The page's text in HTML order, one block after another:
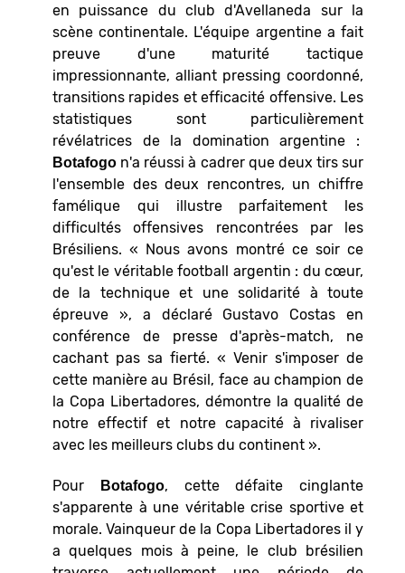
en puissance du club d'Avellaneda sur la
scène continentale. L'équipe argentine a fait
preuve d'une maturité tactique
impressionnante, alliant pressing coordonné,
transitions rapides et efficacité offensive. Les
statistiques sont particulièrement
révélatrices de la domination argentine :
Botafogo n'a réussi à cadrer que deux tirs sur
l'ensemble des deux rencontres, un chiffre
famélique qui illustre parfaitement les
difficultés offensives rencontrées par les
Brésiliens. « Nous avons montré ce soir ce
qu'est le véritable football argentin : du cœur,
de la technique et une solidarité à toute
épreuve », a déclaré Gustavo Costas en
conférence de presse d'après-match, ne
cachant pas sa fierté. « Venir s'imposer de
cette manière au Brésil, face au champion de
la Copa Libertadores, démontre la qualité de
notre effectif et notre capacité à rivaliser
avec les meilleurs clubs du continent ».
Pour Botafogo, cette défaite cinglante
s'apparente à une véritable crise sportive et
morale. Vainqueur de la Copa Libertadores il y
a quelques mois à peine, le club brésilien